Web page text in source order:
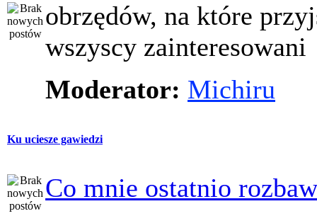
obrzędów, na które
wszyscy zainteresowani
Moderator: Michiru
Ku uciesze gawiedzi
Co mnie ostatnio